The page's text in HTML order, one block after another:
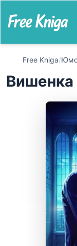
Free Kniga/
Вишенка